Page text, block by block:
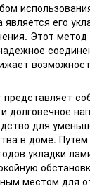
его
Этот метод
долговечное
для
в доме.
укладки
местом для